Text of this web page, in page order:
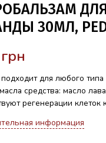
30МЛ,
грн
для любого
средства: масло
регенерации клеток
информация